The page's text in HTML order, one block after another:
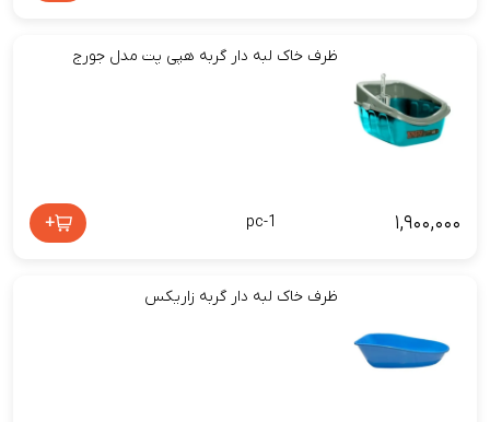
ظرف خاک لبه دار گربه هپی پت مدل جورج
۱,۹۰۰,۰۰۰ pc-1
+
ظرف خاک لبه دار گربه زاریکس